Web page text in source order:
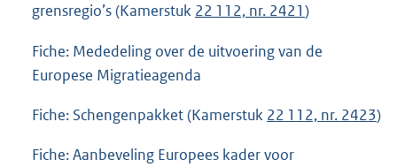
grensregio’s (Kamerstuk 22 112, nr. 2421)
Fiche: Mededeling over de uitvoering van de
Europese Migratieagenda
Fiche: Schengenpakket (Kamerstuk 22 112, nr. 2423)
Fiche: Aanbeveling Europees kader voor